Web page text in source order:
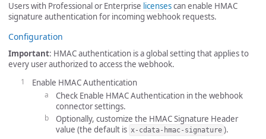
Users with Professional or Enterprise licensescan enable HMAC
signature authentication for incoming webhook requests.
Configuration
Important: HMAC authentication is a global setting that applies to
every user authorized to access the webhook.
Enable HMAC Authentication
Check Enable HMAC Authentication in the webhook
connector settings.
Optionally, customize the HMAC Signature Header
value (the default is x-cdata-hmac-signature ).